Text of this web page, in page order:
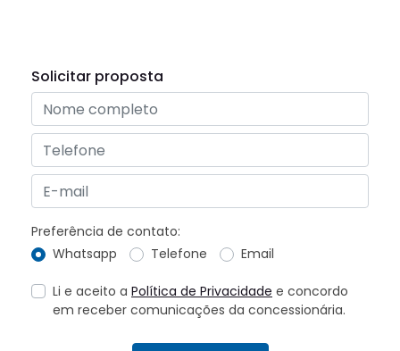
Solicitar proposta
Preferência de contato:
Whatsapp
Telefone Email
Li e aceito a Política de Privacidade e concordo
em receber comunicações da concessionária.